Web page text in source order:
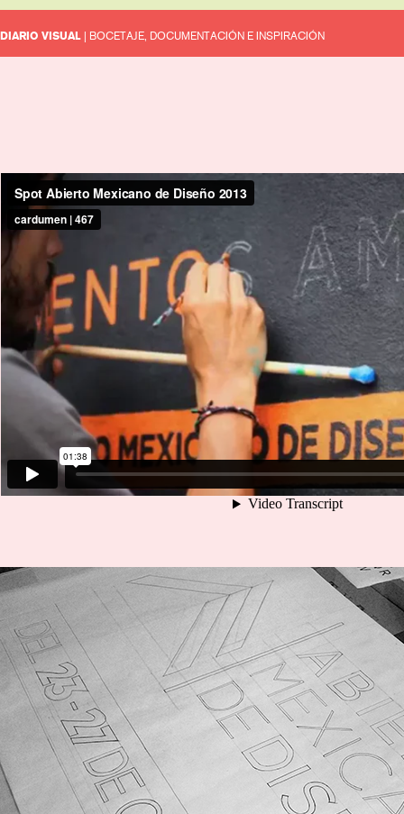
DIARIO VISUAL | BOCETAJE, DOCUMENTACIÓN E INSPIRACIÓN